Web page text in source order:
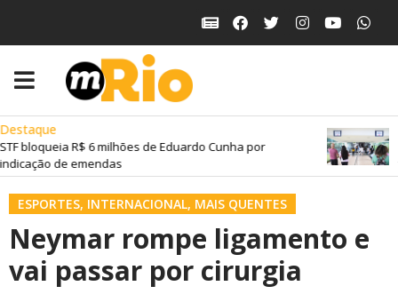
bloqueia R$ 6 milhões de Eduardo Cunha por
de emendas
ESPORTES, INTERNACIONAL, MAIS QUENTES
Neymar rompe ligamento e
vai passar por cirurgia